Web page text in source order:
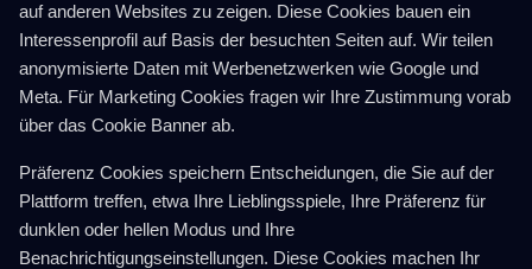
auf anderen Websites zu zeigen. Diese Cookies bauen ein
Interessenprofil auf Basis der besuchten Seiten auf. Wir teilen
anonymisierte Daten mit Werbenetzwerken wie Google und
Meta. Für Marketing Cookies fragen wir Ihre Zustimmung vorab
über das Cookie Banner ab.
Präferenz Cookies speichern Entscheidungen, die Sie auf der
Plattform treffen, etwa Ihre Lieblingsspiele, Ihre Präferenz für
dunklen oder hellen Modus und Ihre
Benachrichtigungseinstellungen. Diese Cookies machen Ihr